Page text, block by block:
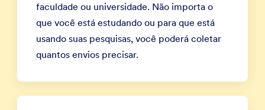
faculdade ou universidade. Não importa o
que você está estudando ou para que está
usando suas pesquisas, você poderá coletar
quantos envios precisar.